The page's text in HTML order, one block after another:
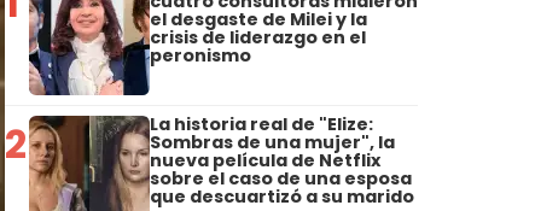
el desgaste de Milei y la
crisis de liderazgo en el
peronismo
2 La historia real de "Elize:
Sombras de una mujer", la
nueva película de Netflix
sobre el caso de una esposa
que descuartizó a su marido